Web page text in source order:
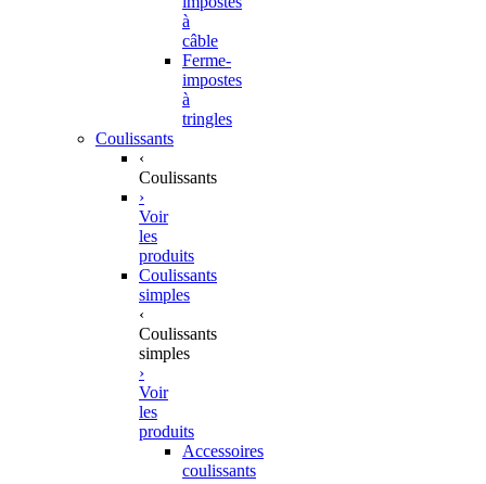
à
câble
Ferme-
impostes
à
tringles
Coulissants
‹
Coulissants
›
Voir
les
produits
Coulissants
simples
‹
Coulissants
simples
›
Voir
les
produits
Accessoires
coulissants